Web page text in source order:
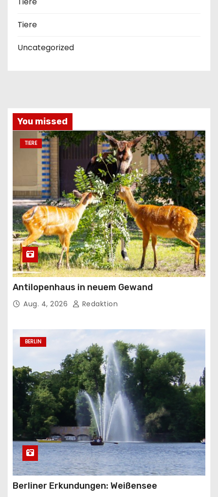
Tiere
Uncategorized
You missed
TIERE
Antilopenhaus in neuem Gewand
Aug. 4, 2026 Redaktion
BERLIN
Berliner Erkundungen: Weißensee